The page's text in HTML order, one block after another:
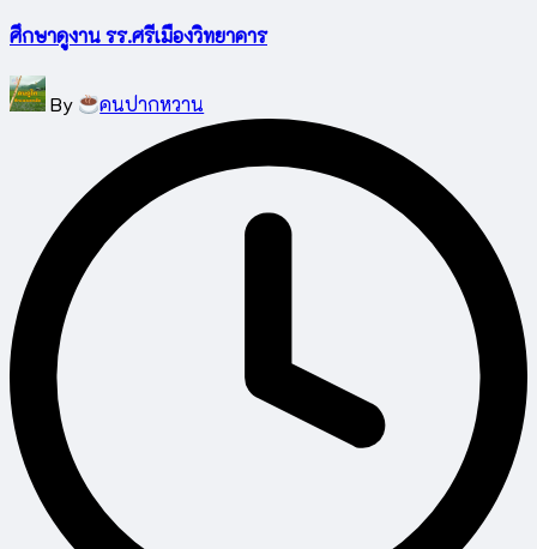
ศึกษาดูงาน รร.ศรีเมืองวิทยาคาร
Posted
by
By คนปากหวาน